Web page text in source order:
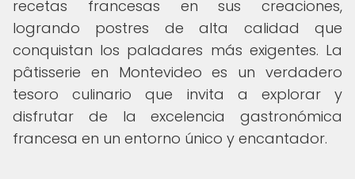
recetas francesas en sus creaciones,
logrando postres de alta calidad que
conquistan los paladares más exigentes. La
pâtisserie en Montevideo es un verdadero
tesoro culinario que invita a explorar y
disfrutar de la excelencia gastronómica
francesa en un entorno único y encantador.